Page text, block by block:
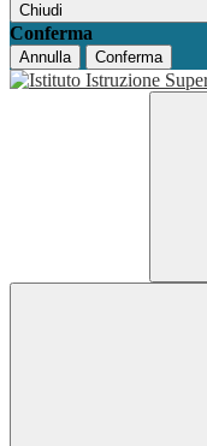
Chiudi
Conferma
Annulla Conferma